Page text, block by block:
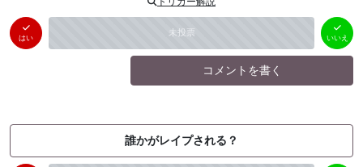
はい 未投票
いいえ
（ 0件）
いいえ
コメントを書く
誰かがレイプされる？